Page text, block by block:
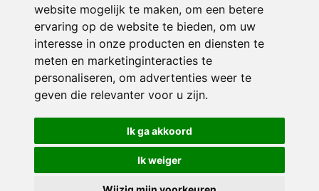
website mogelijk te maken, om een betere
ervaring op de website te bieden, om uw
interesse in onze producten en diensten te
meten en marketinginteracties te
personaliseren, om advertenties weer te
geven die relevanter voor u zijn.
Ik ga akkoord
Ik weiger
© 2026 IKC ’t Palet | Alle rechten voorbehouden
Privacy policy|Disclaimer| Klachtenregeling|RSIN en Anbi
voorkeuren
Crealisatie The MindOffice